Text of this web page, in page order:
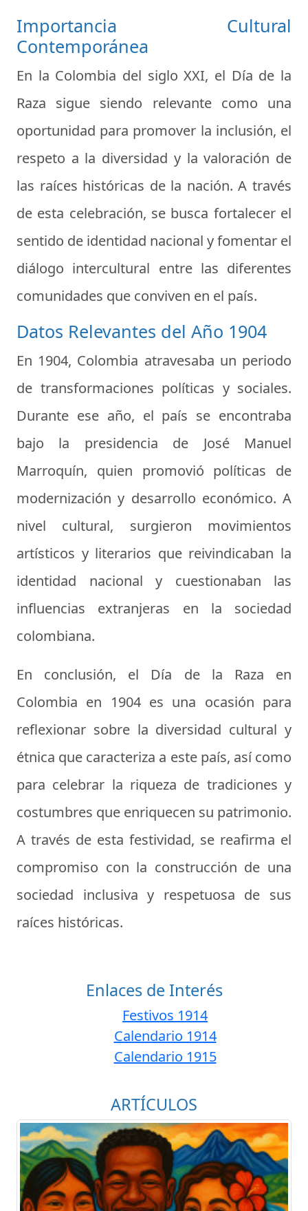
Importancia Cultural
Contemporánea
En la Colombia del siglo XXI, el Día de la
Raza sigue siendo relevante como una
oportunidad para promover la inclusión, el
respeto a la diversidad y la valoración de
las raíces históricas de la nación. A través
de esta celebración, se busca fortalecer el
sentido de identidad nacional y fomentar el
diálogo intercultural entre las diferentes
comunidades que conviven en el país.
Datos Relevantes del Año 1904
En 1904, Colombia atravesaba un periodo
de transformaciones políticas y sociales.
Durante ese año, el país se encontraba
bajo la presidencia de José Manuel
Marroquín, quien promovió políticas de
modernización y desarrollo económico. A
nivel cultural, surgieron movimientos
artísticos y literarios que reivindicaban la
identidad nacional y cuestionaban las
influencias extranjeras en la sociedad
colombiana.
En conclusión, el Día de la Raza en
Colombia en 1904 es una ocasión para
reflexionar sobre la diversidad cultural y
étnica que caracteriza a este país, así como
para celebrar la riqueza de tradiciones y
costumbres que enriquecen su patrimonio.
A través de esta festividad, se reafirma el
compromiso con la construcción de una
sociedad inclusiva y respetuosa de sus
raíces históricas.
Enlaces de Interés
Festivos 1914
Calendario 1914
Calendario 1915
ARTÍCULOS